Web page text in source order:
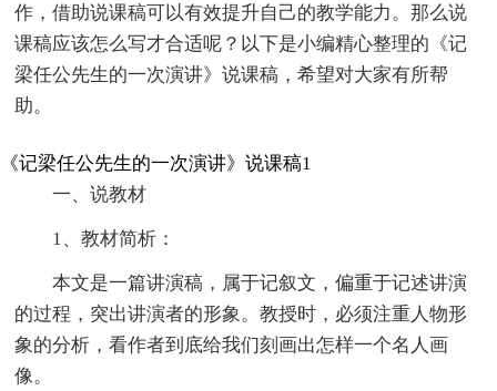
作，借助说课稿可以有效提升自己的教学能力。那么说
课稿应该怎么写才合适呢？以下是小编精心整理的《记
梁任公先生的一次演讲》说课稿，希望对大家有所帮
助。
《记梁任公先生的一次演讲》说课稿1
一、说教材
1、教材简析：
本文是一篇讲演稿，属于记叙文，偏重于记述讲演
的过程，突出讲演者的形象。教授时，必须注重人物形
象的分析，看作者到底给我们刻画出怎样一个名人画
像。